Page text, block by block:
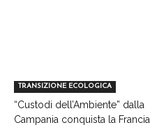
TRANSIZIONE ECOLOGICA
“Custodi dell’Ambiente” dalla
Campania conquista la Francia